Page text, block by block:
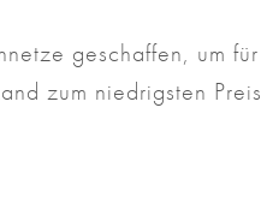
geschaffen, um für
zum niedrigsten Preis